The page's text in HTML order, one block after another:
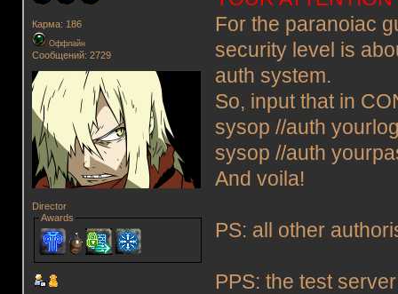
Карма: 186
Оффлайн
Сообщений: 2729
Director
Awards
For the paranoiac
security level is
auth system.
So, input that in
sysop //auth
sysop //auth
And voila!
PS: all other
PPS: the test